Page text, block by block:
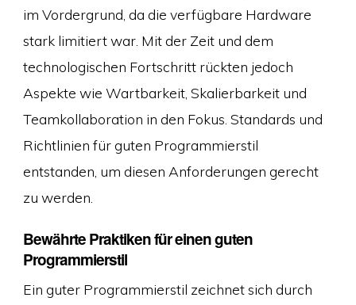
im Vordergrund, da die verfügbare Hardware
stark limitiert war. Mit der Zeit und dem
technologischen Fortschritt rückten jedoch
Aspekte wie Wartbarkeit, Skalierbarkeit und
Teamkollaboration in den Fokus. Standards und
Richtlinien für guten Programmierstil
entstanden, um diesen Anforderungen gerecht
zu werden.
Bewährte Praktiken für einen guten
Programmierstil
Ein guter Programmierstil zeichnet sich durch